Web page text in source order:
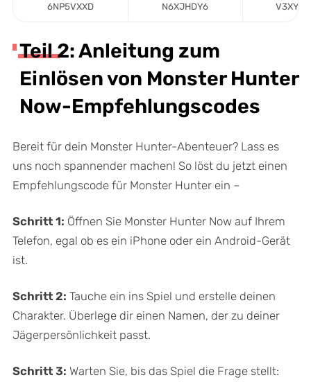
6NP5VXXD N6XJHDY6
Teil 2: Anleitung zum
Einlösen von Monster Hunter
Now-Empfehlungscodes
Bereit für dein Monster Hunter-Abenteuer? Lass es
uns noch spannender machen! So löst du jetzt einen
Empfehlungscode für Monster Hunter ein –
Schritt 1: Öffnen Sie Monster Hunter Now auf Ihrem
Telefon, egal ob es ein iPhone oder ein Android-Gerät
ist.
Schritt 2: Tauche ein ins Spiel und erstelle deinen
Charakter. Überlege dir einen Namen, der zu deiner
Jägerpersönlichkeit passt.
Schritt 3: Warten Sie, bis das Spiel die Frage stellt: